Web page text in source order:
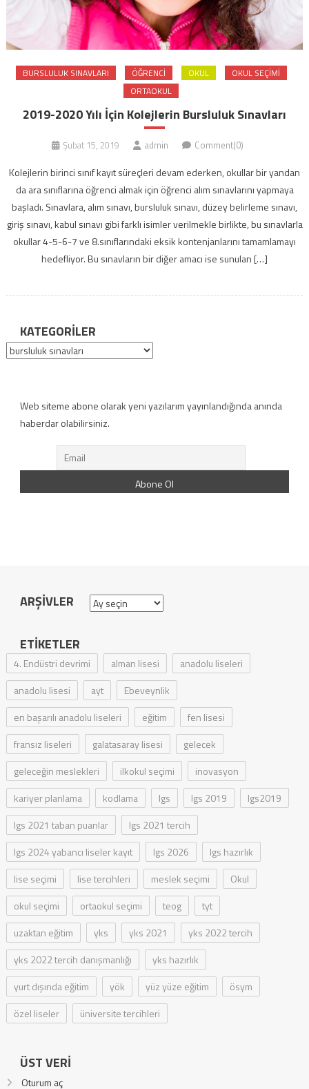
BURSLULUK SINAVLARI ÖĞRENCI OKUL
OKUL SEÇIMI
ORTAOKUL
2019-2020 Yılı İçin Kolejlerin Bursluluk Sınavları
Şubat 15, 2019 admin Comment(0)
Kolejlerin birinci sınıf kayıt süreçleri devam ederken, okullar bir yandan
da ara sınıflarına öğrenci almak için öğrenci alım sınavlarını yapmaya
başladı. Sınavlara, alım sınavı, bursluluk sınavı, düzey belirleme sınavı,
giriş sınavı, kabul sınavı gibi farklı isimler verilmekle birlikte, bu sınavlarla
okullar 4-5-6-7 ve 8.sınıflarındaki eksik kontenjanlarını tamamlamayı
hedefliyor. Bu sınavların bir diğer amacı ise sunulan […]
KATEGORILER
Kategoriler
Web siteme abone olarak yeni yazılarım yayınlandığında anında
haberdar olabilirsiniz.
ARŞIVLER Arşivler
ETIKETLER
4. Endüstri devrimi alman lisesi
anadolu liseleri
anadolu lisesi
ayt
Ebeveynlik
en başarılı anadolu liseleri
eğitim
fen lisesi
fransız liseleri
galatasaray lisesi
gelecek
geleceğin meslekleri
ilkokul seçimi
inovasyon
kariyer planlama
kodlama lgs lgs 2019
lgs2019
lgs 2021 taban puanlar
lgs 2021 tercih
lgs 2024 yabancı liseler kayıt
lgs 2026
lgs hazırlık
lise seçimi
lise tercihleri meslek seçimi
Okul
okul seçimi
ortaokul seçimi teog
tyt
uzaktan eğitim
yks yks 2021
yks 2022 tercih
yks 2022 tercih danışmanlığı
yks hazırlık
yurt dışında eğitim
yök yüz yüze eğitim
ösym
özel liseler
üniversite tercihleri
ÜST VERI
Oturum aç